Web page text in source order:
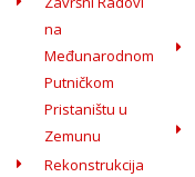
na
Međunarodnom
Putničkom
Pristaništu u
Zemunu
Rekonstrukcija